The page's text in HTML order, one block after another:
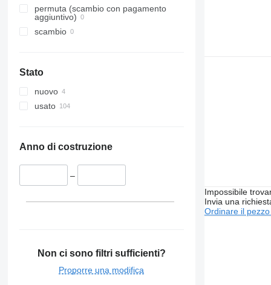
permuta (scambio con pagamento
aggiuntivo)
scambio
Stato
nuovo
usato
Anno di costruzione
–
Non ci sono filtri sufficienti?
Proporre una modifica
Impossibile
Invia una
Ordinare il